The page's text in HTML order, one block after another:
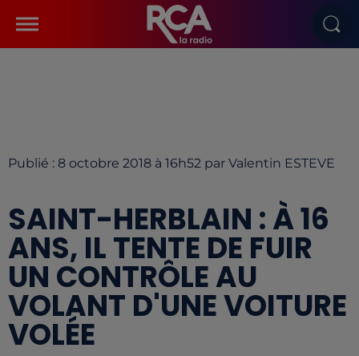
Publié : 8 octobre 2018 à 16h52 par Valentin ESTEVE
SAINT-HERBLAIN : À 16
ANS, IL TENTE DE FUIR
UN CONTRÔLE AU
VOLANT D'UNE VOITURE
VOLÉE